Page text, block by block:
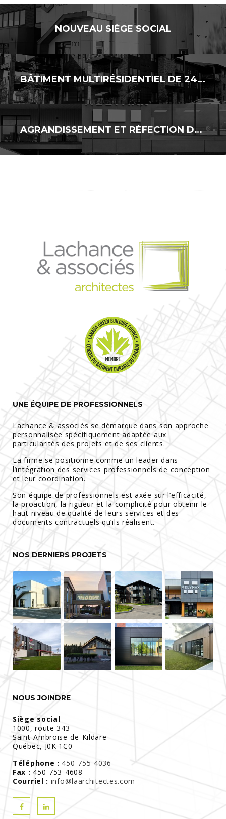
NOUVEAU SIÈGE SOCIAL
BÂTIMENT MULTIRÉSIDENTIEL DE 24 LOGEMENTS
AGRANDISSEMENT ET RÉFECTION DE FAÇADES – MÉLYMAX
UNE ÉQUIPE DE PROFESSIONNELS
Lachance & associés se démarque dans son approche
personnalisée spécifiquement adaptée aux
particularités des projets et de ses clients.
La firme se positionne comme un leader dans
l’intégration des services professionnels de conception
et leur coordination.
Son équipe de professionnels est axée sur l’efficacité,
la proaction, la rigueur et la complicité pour obtenir le
haut niveau de qualité de leurs services et des
documents contractuels qu’ils réalisent.
NOS DERNIERS PROJETS
NOUS JOINDRE
Siège social
1000, route 343
Saint-Ambroise-de-Kildare
Québec, J0K 1C0
Téléphone : 450-755-4036
Fax : 450-753-4608
Courriel : info@laarchitectes.com